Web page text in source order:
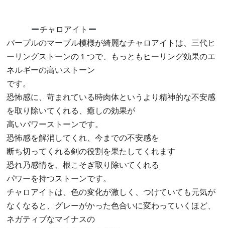
チャロアイト
パープルのマーブル模様が綺麗なチャロアイトは、三代ヒ
ーリングストーンの１つで、もっともヒーリング効果のエ
ネルギーの高いス トーン
です。
恐怖感に、苛まれている時肉体というより精神的な不安感
を取り除いてくれる、癒しの効果が
高いパワーストーンです。
恐怖感を解消してくれ、今までの不安感を
断ち切ってくれる剣の役割を果たしてくれます
恐れ乃感情を、根こそぎ取り除いてくれる
パワーを持つストーンです。
チャロアイトは、色の変化が激しく、つけていても元気が
なくなる と、グレーがかった色合いに変わっていくほど、
ネガティブなマイナスの